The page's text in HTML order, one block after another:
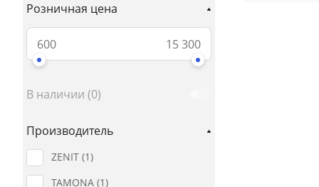
Розничная цена
В наличии (0)
Производитель
ZENIT (1)
TAMONA (1)